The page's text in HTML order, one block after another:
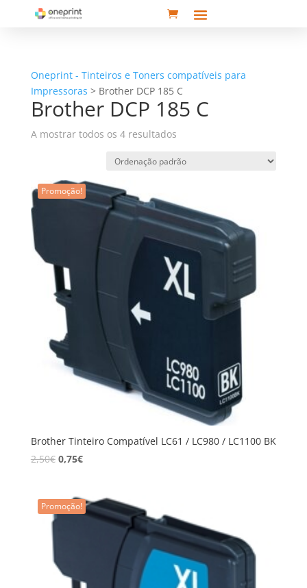
Oneprint - Tinteiros e Toners compatíveis para
Impressoras > Brother DCP 185 C
Brother DCP 185 C
A mostrar todos os 4 resultados
Promoção!
Brother Tinteiro Compatível LC61 / LC980 / LC1100 BK
2,50€ 0,75€
Promoção!